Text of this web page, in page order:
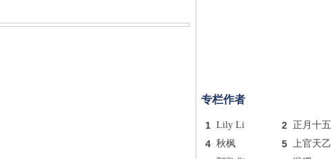
专栏作者
1 Lily Li 2 正月十五
4 秋枫 5 上官天乙